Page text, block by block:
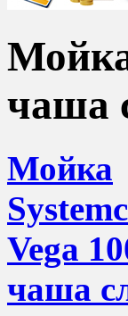
чаша
Мойка
Vega
чаша